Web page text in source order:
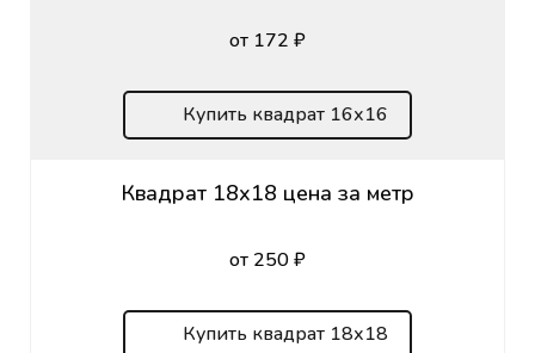
от 172 ₽
Купить квадрат 16х16
Квадрат 18х18 цена за метр
от 250 ₽
Купить квадрат 18х18